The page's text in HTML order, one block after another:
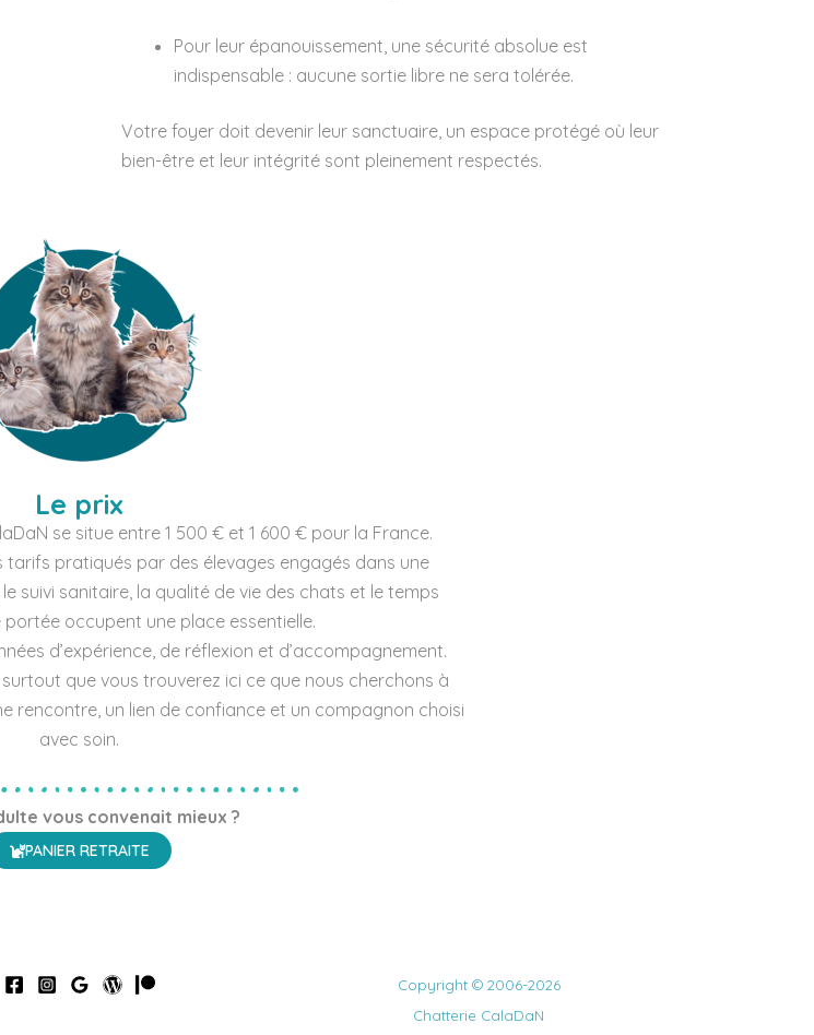
Pour leur épanouissement, une sécurité absolue est
indispensable : aucune sortie libre ne sera tolérée.
Votre foyer doit devenir leur sanctuaire, un espace protégé où leur
bien-être et leur intégrité sont pleinement respectés.
Le prix
se situe entre 1 500 € et 1 600 € pour la France.
pratiqués par des élevages engagés dans une
suivi sanitaire, la qualité de vie des chats et le temps
occupent une place essentielle.
d’expérience, de réflexion et d’accompagnement.
que vous trouverez ici ce que nous cherchons à
rencontre, un lien de confiance et un compagnon choisi
avec soin.
vous convenait mieux ?
PANIER RETRAITE
Copyright © 2006-2026
Chatterie CalaDaN